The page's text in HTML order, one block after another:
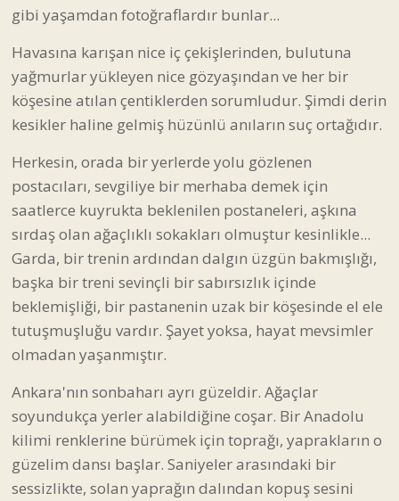
gibi yaşamdan fotoğraflardır bunlar...
Havasına karışan nice iç çekişlerinden, bulutuna
yağmurlar yükleyen nice gözyaşından ve her bir
köşesine atılan çentiklerden sorumludur. Şimdi derin
kesikler haline gelmiş hüzünlü anıların suç ortağıdır.
Herkesin, orada bir yerlerde yolu gözlenen
postacıları, sevgiliye bir merhaba demek için
saatlerce kuyrukta beklenilen postaneleri, aşkına
sırdaş olan ağaçlıklı sokakları olmuştur kesinlikle...
Garda, bir trenin ardından dalgın üzgün bakmışlığı,
başka bir treni sevinçli bir sabırsızlık içinde
beklemişliği, bir pastanenin uzak bir köşesinde el ele
tutuşmuşluğu vardır. Şayet yoksa, hayat mevsimler
olmadan yaşanmıştır.
Ankara'nın sonbaharı ayrı güzeldir. Ağaçlar
soyundukça yerler alabildiğine coşar. Bir Anadolu
kilimi renklerine bürümek için toprağı, yaprakların o
güzelim dansı başlar. Saniyeler arasındaki bir
sessizlikte, solan yaprağın dalından kopuş sesini